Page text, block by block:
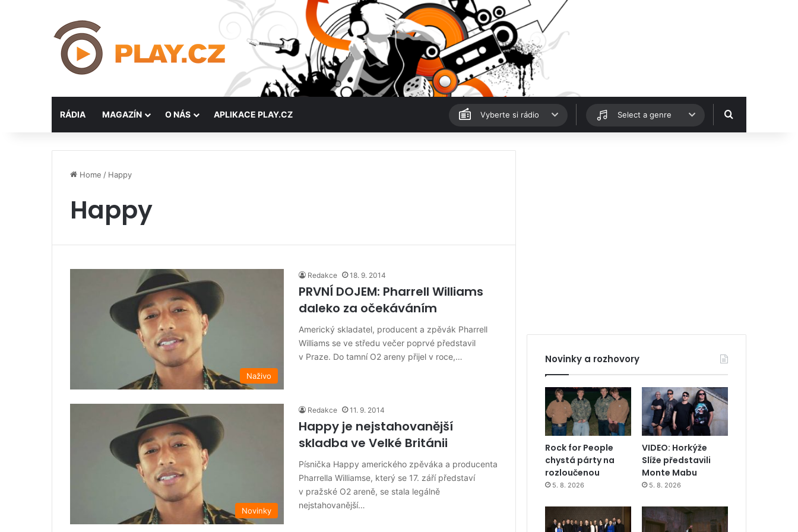
RÁDIA MAGAZÍN O NÁS APLIKACE PLAY.CZ Vyberte si rádio Select a genre Hledat
Home / Happy
Happy
Naživo
Redakce 18. 9. 2014
PRVNÍ DOJEM: Pharrell Williams
daleko za očekáváním
Americký skladatel, producent a zpěvák Pharrell
Williams se ve středu večer poprvé představil
v Praze. Do tamní O2 areny přijel v roce,…
Novinky
Redakce 11. 9. 2014
Happy je nejstahovanější
skladba ve Velké Británii
Písnička Happy amerického zpěváka a producenta
Pharrella Williamse, který se 17. září představí
v pražské O2 areně, se stala legálně
nejstahovanější…
Novinky a rozhovory
Rock for People
chystá párty na
rozloučenou
5. 8. 2026
VIDEO: Horkýže
Slíže představili
Monte Mabu
5. 8. 2026